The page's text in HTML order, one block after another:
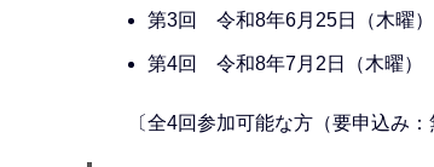
第3回 令和8年6月25日（木曜）
第4回 令和8年7月2日（木曜）
〔全4回参加可能な方（要申込み：